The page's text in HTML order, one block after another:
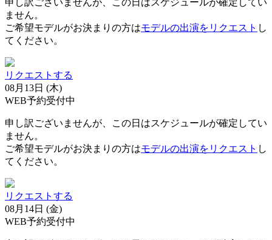
申し訳ございませんが、この日はスケジュールが確定してい
ません。
ご希望モデルがお決まりの方はモデルの出演をリクエスト し
てください。
リクエストする
08月13日 (木)
WEB予約受付中
申し訳ございませんが、この日はスケジュールが確定してい
ません。
ご希望モデルがお決まりの方はモデルの出演をリクエスト し
てください。
リクエストする
08月14日 (金)
WEB予約受付中